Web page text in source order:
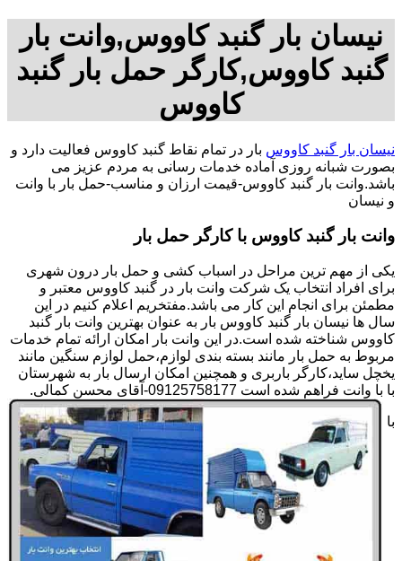
نیسان بار گنبد کاووس,وانت بار
گنبد کاووس,کارگر حمل بار گنبد
کاووس
نیسان بار گنبد کاووس بار در تمام نقاط گنبد کاووس فعالیت دارد و
بصورت شبانه روزی آماده خدمات رسانی به مردم عزیز می
باشد.وانت بار گنبد کاووس-قیمت ارزان و مناسب-حمل بار با وانت
و نیسان
وانت بار گنبد کاووس با کارگر حمل بار
یکی از مهم ترین مراحل در اسباب کشی و حمل بار درون شهری
برای افراد انتخاب یک شرکت وانت بار در گنبد کاووس معتبر و
مطمئن برای انجام این کار می باشد.مفتخریم اعلام کنیم در این
سال ها نیسان بار گنبد کاووس بار به عنوان بهترین وانت بار گنبد
کاووس شناخته شده است.در این وانت بار امکان ارائه تمام خدمات
مربوط به حمل بار مانند بسته بندی لوازم،حمل لوازم سنگین مانند
یخچل ساید،کارگر باربری و همچنین امکان ارسال بار به شهرستان
با با وانت فراهم شده است 09125758177-آقای محسن کمالی.
با